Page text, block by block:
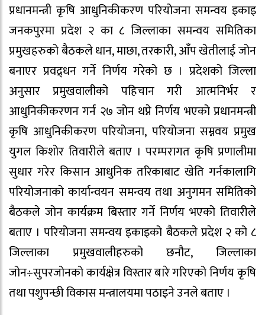
प्रधानमन्त्री कृषि आधुनिकीकरण परियोजना समन्वय इकाइ
जनकपुरमा प्रदेश २ का ८ जिल्लाका समन्वय समितिका
प्रमुखहरुको बैठकले धान, माछा, तरकारी, आँप खेतीलाई जोन
बनाएर प्रवद्र्धन गर्ने निर्णय गरेको छ । प्रदेशको जिल्ला
अनुसार प्रमुखवालीको पहिचान गरी आत्मनिर्भर र
आधुनिकीकरणन गर्न २७ जोन थप्ने निर्णय भएको प्रधानमन्त्री
कृषि आधुनिकीकरण परियोजना, परियोजना सम्नवय प्रमुख
युगल किशोर तिवारीले बताए । परम्परागत कृषि प्रणालीमा
सुधार गरेर किसान आधुनिक तरिकाबाट खेति गर्नकालागि
परियोजनाको कार्यान्वयन समन्वय तथा अनुगमन समितिको
बैठकले जोन कार्यक्रम बिस्तार गर्ने निर्णय भएको तिवारीले
बताए । परियोजना समन्वय इकाइको बैठकले प्रदेश २ को ८
जिल्लाका प्रमुखवालीहरुको छनौट, जिल्लाका
जोन÷सुपरजोनको कार्यक्षेत्र विस्तार बारे गरिएको निर्णय कृषि
तथा पशुपन्छी विकास मन्त्रालयमा पठाइने उनले बताए ।